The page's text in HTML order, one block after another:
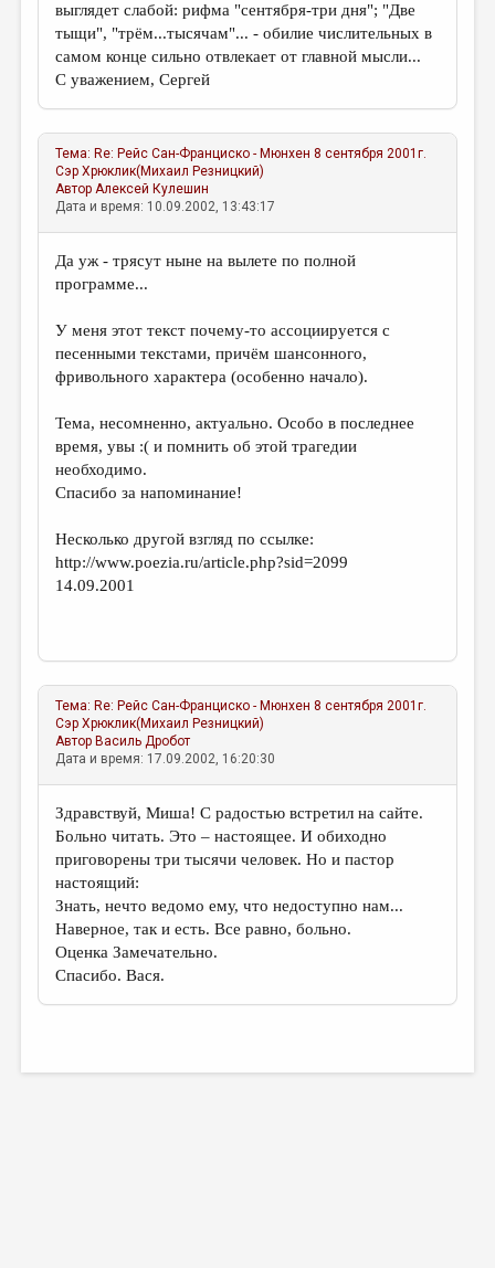
выглядет слабой: рифма "сентября-три дня"; "Две
тыщи", "трём...тысячам"... - обилие числительных в
самом конце сильно отвлекает от главной мысли...
С уважением, Сергей
Тема: Re: Рейс Сан-Франциско - Мюнхен 8 сентября 2001г.
Сэр Хрюклик(Михаил Резницкий)
АвторАлексей Кулешин
Дата и время: 10.09.2002, 13:43:17
Да уж - трясут ныне на вылете по полной
программе...
У меня этот текст почему-то ассоциируется с
песенными текстами, причём шансонного,
фривольного характера (особенно начало).
Тема, несомненно, актуально. Особо в последнее
время, увы :( и помнить об этой трагедии
необходимо.
Спасибо за напоминание!
Несколько другой взгляд по ссылке:
http://www.poezia.ru/article.php?sid=2099
14.09.2001
Тема: Re: Рейс Сан-Франциско - Мюнхен 8 сентября 2001г.
Сэр Хрюклик(Михаил Резницкий)
Автор Василь Дробот
Дата и время: 17.09.2002, 16:20:30
Здравствуй, Миша! С радостью встретил на сайте.
Больно читать. Это – настоящее. И обиходно
приговорены три тысячи человек. Но и пастор
настоящий:
Знать, нечто ведомо ему, что недоступно нам...
Наверное, так и есть. Все равно, больно.
Оценка Замечательно.
Спасибо. Вася.